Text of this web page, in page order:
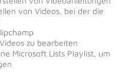
von Videos, bei der die
zu bearbeiten
Microsoft Lists Playlist, um